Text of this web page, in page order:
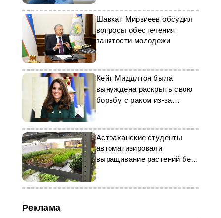
Шавкат Мирзиеев обсудил
вопросы обеспечения
занятости молодежи
Кейт Миддлтон была
вынуждена раскрыть свою
борьбу с раком из-за
шантажа
Астраханские студенты
автоматизировали
выращивание растений без
почвы
Реклама